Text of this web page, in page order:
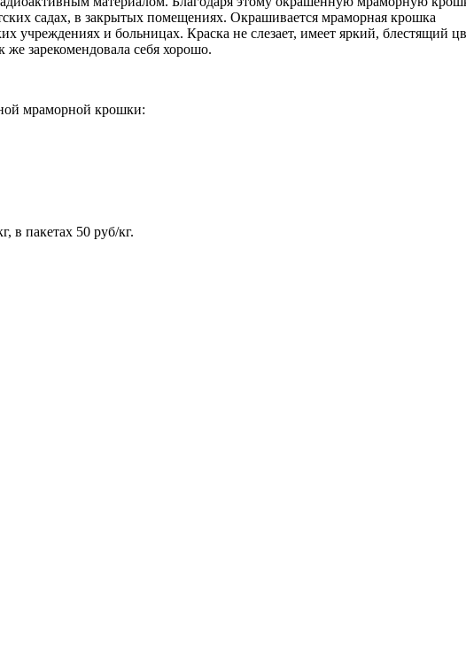
садах, в закрытых помещениях. Окрашивается мраморная крошка
и больницах. Краска не слезает, имеет яркий, блестящий
зарекомендовала себя хорошо.
мраморной крошки:
в пакетах 50 руб/кг.